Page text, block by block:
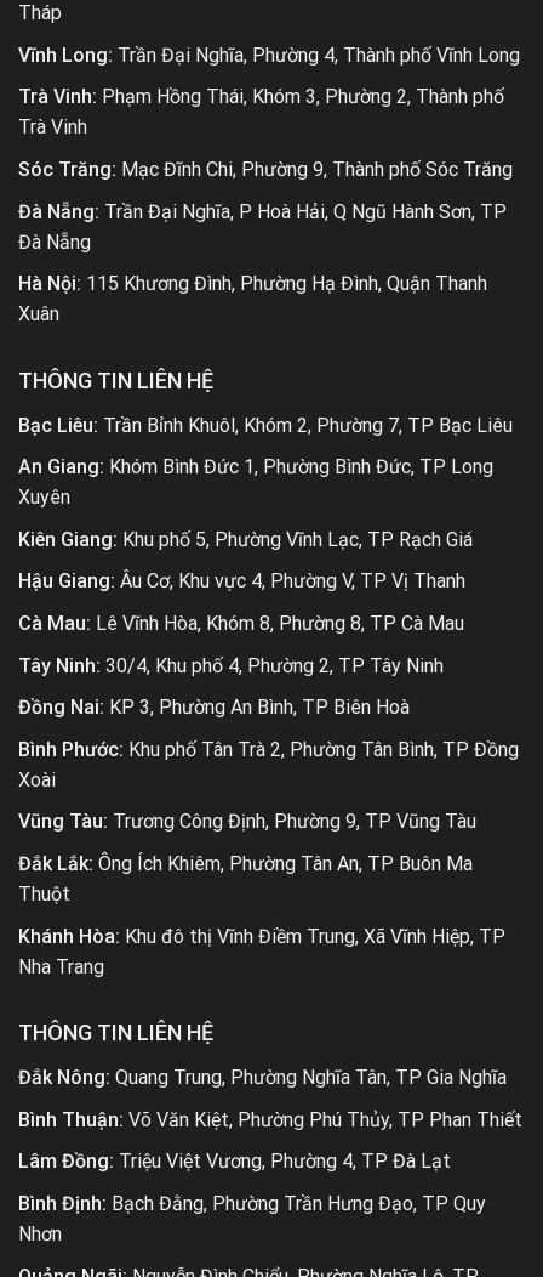
Tháp
Vĩnh Long: Trần Đại Nghĩa, Phường 4, Thành phố Vĩnh Long
Trà Vinh: Phạm Hồng Thái, Khóm 3, Phường 2, Thành phố
Trà Vinh
Sóc Trăng: Mạc Đĩnh Chi, Phường 9, Thành phố Sóc Trăng
Đà Nẵng: Trần Đại Nghĩa, P Hoà Hải, Q Ngũ Hành Sơn, TP
Đà Nẵng
Hà Nội: 115 Khương Đình, Phường Hạ Đình, Quận Thanh
Xuân
THÔNG TIN LIÊN HỆ
Bạc Liêu: Trần Bỉnh Khuôl, Khóm 2, Phường 7, TP Bạc Liêu
An Giang: Khóm Bình Đức 1, Phường Bình Đức, TP Long
Xuyên
Kiên Giang: Khu phố 5, Phường Vĩnh Lạc, TP Rạch Giá
Hậu Giang: Âu Cơ, Khu vực 4, Phường V, TP Vị Thanh
Cà Mau: Lê Vĩnh Hòa, Khóm 8, Phường 8, TP Cà Mau
Tây Ninh: 30/4, Khu phố 4, Phường 2, TP Tây Ninh
Đồng Nai: KP 3, Phường An Bình, TP Biên Hoà
Bình Phước: Khu phố Tân Trà 2, Phường Tân Bình, TP Đồng
Xoài
Vũng Tàu: Trương Công Định, Phường 9, TP Vũng Tàu
Đắk Lắk: Ông Ích Khiêm, Phường Tân An, TP Buôn Ma
Thuột
Khánh Hòa: Khu đô thị Vĩnh Điềm Trung, Xã Vĩnh Hiệp, TP
Nha Trang
THÔNG TIN LIÊN HỆ
Đắk Nông: Quang Trung, Phường Nghĩa Tân, TP Gia Nghĩa
Bình Thuận: Võ Văn Kiệt, Phường Phú Thủy, TP Phan Thiết
Lâm Đồng: Triệu Việt Vương, Phường 4, TP Đà Lạt
Bình Định: Bạch Đằng, Phường Trần Hưng Đạo, TP Quy
Nhơn